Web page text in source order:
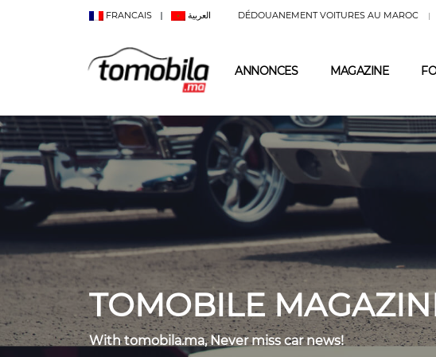
FRANCAIS العربية DÉDOUANEMENT VOITURES AU MAROC
ANNONCES MAGAZINE
TOMOBILE
With tomobila.ma, Never miss car news!